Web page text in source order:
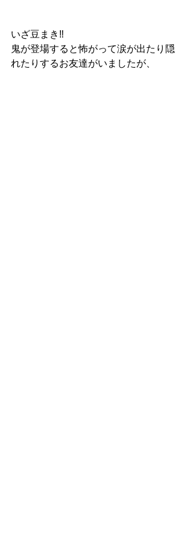
いざ豆まき‼️
鬼が登場すると怖がって涙が出たり隠
れたりするお友達がいましたが、